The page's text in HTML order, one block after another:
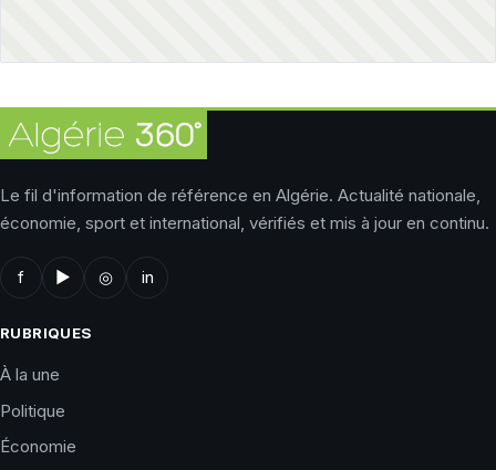
Le fil d'information de référence en Algérie. Actualité nationale,
économie, sport et international, vérifiés et mis à jour en continu.
f ▶ ◎ in
RUBRIQUES
À la une
Politique
Économie